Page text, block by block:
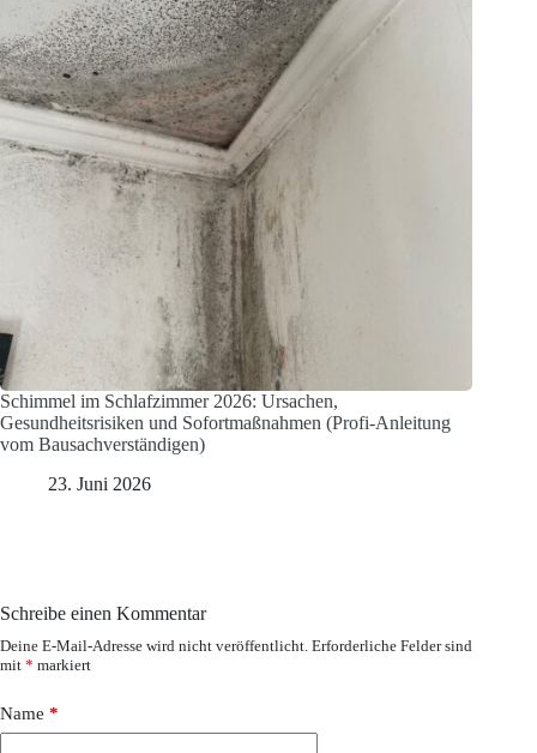
Schimmel im Schlafzimmer 2026: Ursachen,
Gesundheitsrisiken und Sofortmaßnahmen (Profi-Anleitung
vom Bausachverständigen)
23. Juni 2026
Schreibe einen Kommentar
Deine E-Mail-Adresse wird nicht veröffentlicht. Erforderliche Felder sind
mit * markiert
Name *